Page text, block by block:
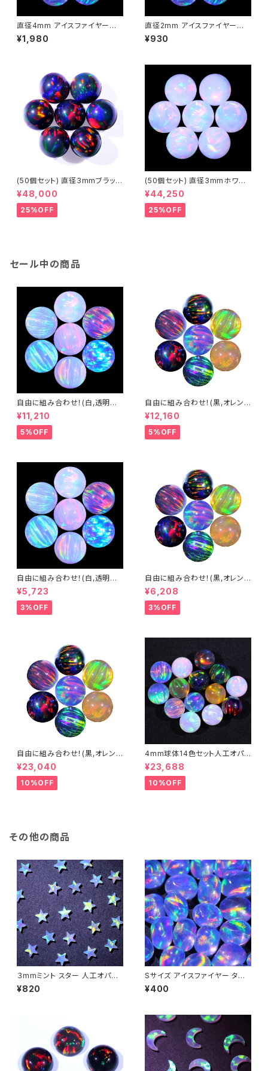
直径4mm アイスファイヤー球
体人工オパール1個 - 耐熱ガラ
ス / ボロシリケイトガラス（COE
¥1,980
直径2mm アイスファイヤー球
体人工オパール1個 - 耐熱ガラ
ス / ボロシリケイトガラス（COE
¥930
(50個セット) 直径3mmブラック
球体人工オパール1個 - 耐熱ガ
ラス / ボロシリケイトガラス（C
OE33）専用
¥48,000
25%OFF
(50個セット) 直径3mmホワイ
ト 球体人工オパール1個 - 耐熱
ガラス / ボロシリケイトガラス
（COE33）専用
¥44,250
25%OFF
セール中の商品
自由に組み合わせ！(白,透明系)
3mm球体10個セット - 耐熱ガ
ラス / ボロシリケイトガラス（C
OE33）専用 ＊ご注文時の備考
欄に組み合わせ内容（色と個
¥11,210
5%OFF
自由に組み合わせ！(黒,オレン
ジ系, #14) 3mm球体10個セッ
ト - 耐熱ガラス / ボロシリケイ
トガラス（COE33）専用 ＊ご注
文時の備考欄に組み合わせ内
¥12,160
5%OFF
自由に組み合わせ！(白,透明系)
3mm球体5個セット - 耐熱ガラ
ス / ボロシリケイトガラス（COE
33）専用 ＊ご注文時の備考欄
に組み合わせ内容（色と個数）を
¥5,723
3%OFF
自由に組み合わせ！(黒,オレン
ジ系, #14) 3mm球体5個セット
- 耐熱ガラス / ボロシリケイトガ
ラス（COE33）専用 ＊ご注文時
の備考欄に組み合わせ内容（色
¥6,208
3%OFF
自由に組み合わせ！(黒,オレン
ジ系, #14) 3mm球体20個セッ
ト - 耐熱ガラス / ボロシリケイ
トガラス（COE33）専用 ＊ご注
文時の備考欄に組み合わせ内
¥23,040
10%OFF
4mm球体14色セット人工オパ
ール - 耐熱ガラス / ボロシリケ
イトガラス（COE33）専用
¥23,688
10%OFF
その他の商品
３mmミント スター 人工オパー
ル1個 - 耐熱ガラス / ボロシリケ
イトガラス（COE33）専用
¥820
Sサイズ アイスファイヤー タン
ブル不定形人工オパール1個 -
耐熱ガラス / ボロシリケイトガラ
¥400